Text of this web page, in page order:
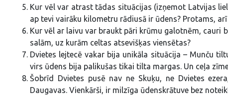
Kur vēl var atrast tādas situācijas (izņemot Latvijas
ap tevi vairāku kilometru rādiusā ir ūdens? Protams,
Kur vēl ar laivu var braukt pāri krūmu galotnēm, cauri
salām, uz kurām celtas atsevišķas viensētas?
Dvietes lejtecē vakar bija unikāla situācija – Munču
virs ūdens bija palikušas tikai tilta margas. Un ceļa
Šobrīd Dvietes pusē nav ne Skuķu, ne Dvietes
Daugavas. Vienkārši, ir milzīga ūdenskrātuve bez